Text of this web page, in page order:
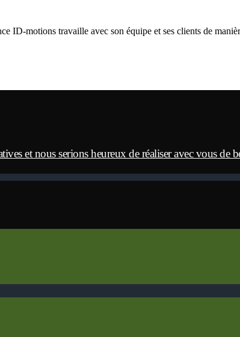
ID-motions travaille avec son équipe et ses clients de
et nous serions heureux de réaliser avec vous de